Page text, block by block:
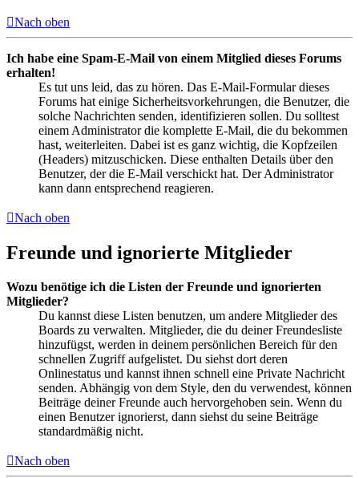
Nach oben
Ich habe eine Spam-E-Mail von einem Mitglied dieses Forums
erhalten!
Es tut uns leid, das zu hören. Das E-Mail-Formular dieses
Forums hat einige Sicherheitsvorkehrungen, die Benutzer, die
solche Nachrichten senden, identifizieren sollen. Du solltest
einem Administrator die komplette E-Mail, die du bekommen
hast, weiterleiten. Dabei ist es ganz wichtig, die Kopfzeilen
(Headers) mitzuschicken. Diese enthalten Details über den
Benutzer, der die E-Mail verschickt hat. Der Administrator
kann dann entsprechend reagieren.
Nach oben
Freunde und ignorierte Mitglieder
Wozu benötige ich die Listen der Freunde und ignorierten
Mitglieder?
Du kannst diese Listen benutzen, um andere Mitglieder des
Boards zu verwalten. Mitglieder, die du deiner Freundesliste
hinzufügst, werden in deinem persönlichen Bereich für den
schnellen Zugriff aufgelistet. Du siehst dort deren
Onlinestatus und kannst ihnen schnell eine Private Nachricht
senden. Abhängig von dem Style, den du verwendest, können
Beiträge deiner Freunde auch hervorgehoben sein. Wenn du
einen Benutzer ignorierst, dann siehst du seine Beiträge
standardmäßig nicht.
Nach oben